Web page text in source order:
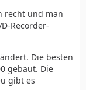
recht und man
Recorder-
Die besten
gebaut. Die
gibt es